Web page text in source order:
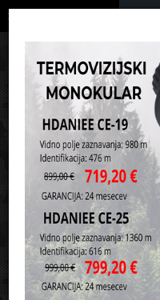
Vaša košarica je še prazna